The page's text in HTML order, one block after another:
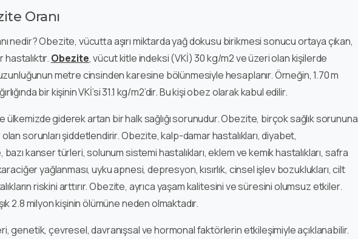
Oranı
nedir? Obezite, vücutta aşırı miktarda yağ dokusu birikmesi sonucu ortaya çıkan,
Obezite, vücut kitle indeksi (VKİ) 30 kg/m2 ve üzeri olan kişilerde
uzunluğunun metre cinsinden karesine bölünmesiyle hesaplanır. Örneğin, 1.70 m
bir kişinin VKİ’si 31.1 kg/m2’dir. Bu kişi obez olarak kabul edilir.
ülkemizde giderek artan bir halk sağlığı sorunudur. Obezite, birçok sağlık sorununa
sorunları şiddetlendirir. Obezite, kalp-damar hastalıkları, diyabet,
kanser türleri, solunum sistemi hastalıkları, eklem ve kemik hastalıkları, safra
yağlanması, uyku apnesi, depresyon, kısırlık, cinsel işlev bozuklukları, cilt
riskini arttırır. Obezite, ayrıca yaşam kalitesini ve süresini olumsuz etkiler.
2.8 milyon kişinin ölümüne neden olmaktadır.
genetik, çevresel, davranışsal ve hormonal faktörlerin etkileşimiyle açıklanabilir.